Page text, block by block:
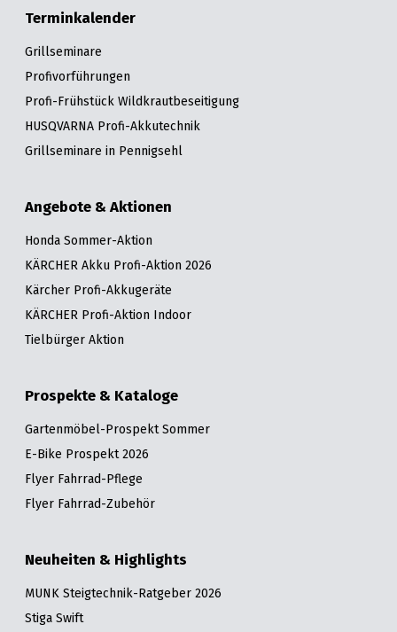
Terminkalender
Grillseminare
Profivorführungen
Profi-Frühstück Wildkrautbeseitigung
HUSQVARNA Profi-Akkutechnik
Grillseminare in Pennigsehl
Angebote & Aktionen
Honda Sommer-Aktion
KÄRCHER Akku Profi-Aktion 2026
Kärcher Profi-Akkugeräte
KÄRCHER Profi-Aktion Indoor
Tielbürger Aktion
Prospekte & Kataloge
Gartenmöbel-Prospekt Sommer
E-Bike Prospekt 2026
Flyer Fahrrad-Pflege
Flyer Fahrrad-Zubehör
Neuheiten & Highlights
MUNK Steigtechnik-Ratgeber 2026
Stiga Swift